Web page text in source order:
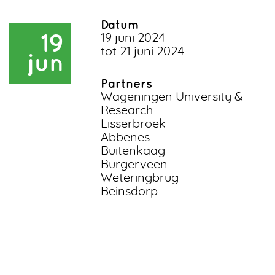
19
jun
Datum
19 juni 2024
tot 21 juni 2024
Partners
Wageningen University &
Research
Lisserbroek
Abbenes
Buitenkaag
Burgerveen
Weteringbrug
Beinsdorp